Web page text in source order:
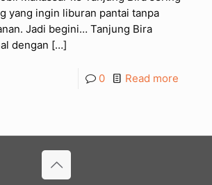
yang ingin liburan pantai tanpa
Jadi begini… Tanjung Bira
dengan […]
0 Read more